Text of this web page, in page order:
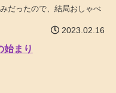
だったので、結局おしゃべ
2023.02.16
始まり